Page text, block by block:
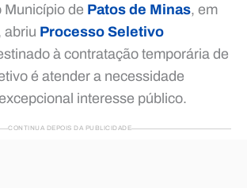
Município de Patos de Minas, em
abriu Processo Seletivo
à contratação temporária de
é atender a necessidade
interesse público.
CONTINUA DEPOIS DA PUBLICIDADE